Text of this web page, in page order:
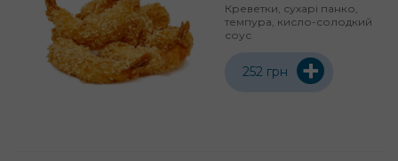
Креветки, сухарі панко,
темпура, кисло-солодкий
соус
252 грн +